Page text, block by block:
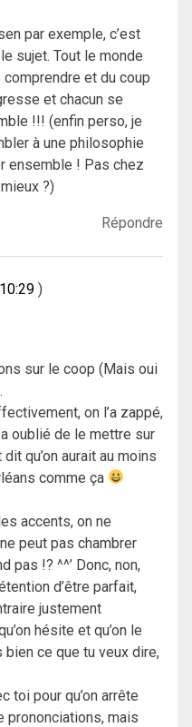
par exemple, c’est
sujet. Tout le monde
et du coup
et chacun se
!!! (enfin perso, je
à une philosophie
ensemble ! Pas chez
?)
Répondre
sur le coop (Mais oui
on l’a zappé,
oublié de le mettre sur
qu’on aurait au moins
comme ça
accents, on ne
peut pas chambrer
pas !? ^^’ Donc, non,
d’être parfait,
justement
hésite et qu’on le
ce que tu veux dire,
toi pour qu’on arrête
prononciations, mais